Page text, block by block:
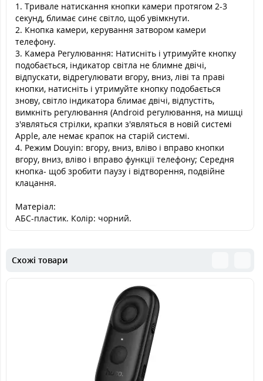
1. Тривале натискання кнопки камери протягом 2-3
секунд, блимає синє світло, щоб увімкнути.
2. Кнопка камери, керування затвором камери
телефону.
3. Камера Регулювання: Натисніть і утримуйте кнопку
подобається, індикатор світла не блимне двічі,
відпускати, відрегулювати вгору, вниз, ліві та праві
кнопки, натисніть і утримуйте кнопку подобається
знову, світло індикатора блимає двічі, відпустіть,
вимкніть регулювання (Android регулювання, на мишці
з'являться стрілки, крапки з'являться в новій системі
Apple, але немає крапок на старій системі.
4. Режим Douyin: вгору, вниз, вліво і вправо кнопки
вгору, вниз, вліво і вправо функції телефону; Середня
кнопка- щоб зробити паузу і відтворення, подвійне
клацання.
Матеріал:
АБС-пластик. Колір: чорний.
Схожі товари